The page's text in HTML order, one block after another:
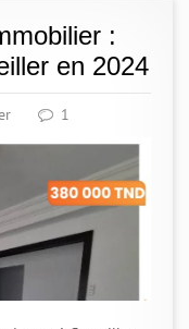
:
en 2024
1